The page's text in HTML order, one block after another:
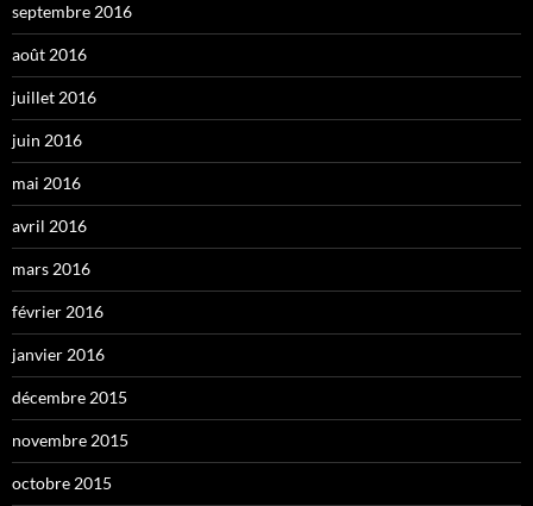
septembre 2016
août 2016
juillet 2016
juin 2016
mai 2016
avril 2016
mars 2016
février 2016
janvier 2016
décembre 2015
novembre 2015
octobre 2015